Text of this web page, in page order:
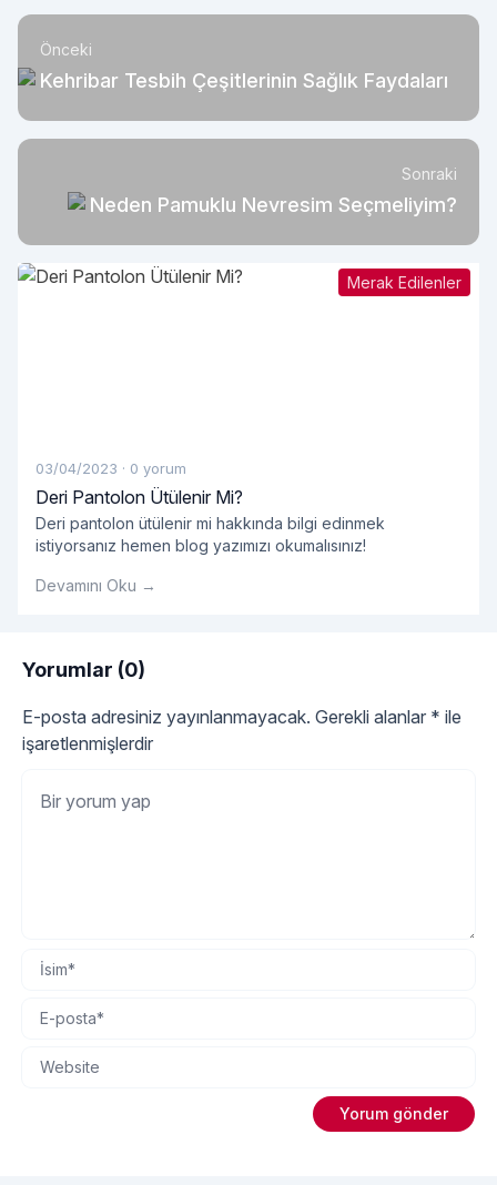
Önceki
Kehribar Tesbih Çeşitlerinin Sağlık Faydaları
Sonraki
Neden Pamuklu Nevresim Seçmeliyim?
Merak Edilenler
03/04/2023 · 0 yorum
Deri Pantolon Ütülenir Mi?
Deri pantolon ütülenir mi hakkında bilgi edinmek
istiyorsanız hemen blog yazımızı okumalısınız!
Devamını Oku →
Yorumlar (0)
E-posta adresiniz yayınlanmayacak. Gerekli alanlar * ile
işaretlenmişlerdir